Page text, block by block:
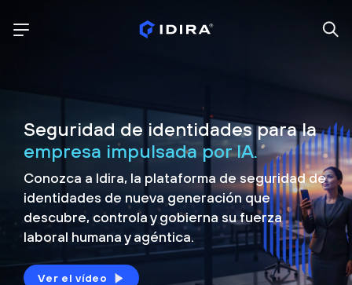
Seguridad de identidades para la
empresa impulsada por IA.
Conozca a Idira, la plataforma de seguridad de
identidades de nueva generación que
descubre, controla ygobierna su fuerza
laboral humana y agéntica.
Ver el vídeo